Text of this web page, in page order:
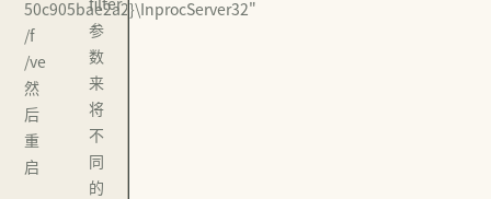
50c905bae2a2}\InprocServer32"
/f
/ve
然
后
重
启
参
数
来
将
不
同
的